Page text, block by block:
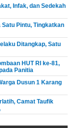
Infak, dan Sedekah
Satu Pintu, Tingkatkan
Ditangkap, Satu
HUT RI ke-81,
Panitia
Dusun 1 Karang
Camat Taufik